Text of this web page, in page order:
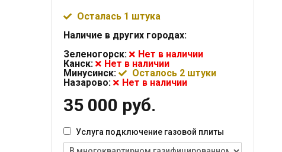
Осталась 1 штука
Наличие в других городах:
Зеленогорск:
Нет в наличии
Канск:
Нет в наличии
Минусинск:
Осталось 2 штуки
Назарово:
Нет в наличии
35 000 руб.
Услуга подключение газовой плиты